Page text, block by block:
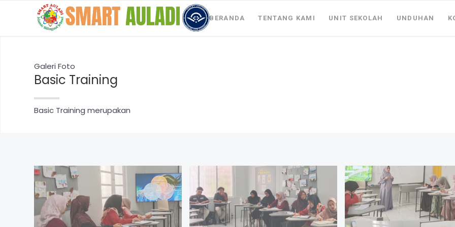
BERANDA TENTANG KAMI UNIT SEKOLAH UNDUHAN
Galeri Foto
Basic Training
Basic Training merupakan